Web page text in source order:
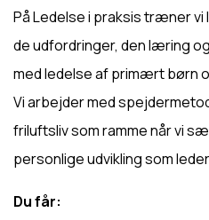
PåLedelse i praksistræner vi
de udfordringer, den læring
med ledelse af primært børn
Vi arbejder med
friluftsliv som ramme når vi
personlige udvikling som
Du får: